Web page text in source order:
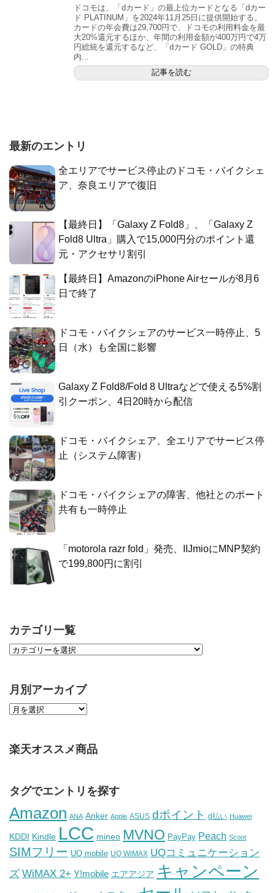
ドコモは、「dカード」の最上位カードとなる「dカー
ド PLATINUM」を2024年11月25日に提供開始する。
カードの年会費は29,700円で、ドコモの利用料金を最
大20%還元するほか、年間の利用金額が400万円で4万
円総統を還元するなど、「dカード GOLD」の特典
内...
記事を読む
最新のエントリ
全エリアでサービス停止のドコモ・バイクシェ
ア、奈良エリアで復旧
【最終日】「Galaxy Z Fold8」、「Galaxy Z
Fold8 Ultra」購入で15,000円分のポイント還
元・アクセサリ割引
【最終日】AmazonのiPhone Airセールが8月6
日で終了
ドコモ・バイクシェアのサービス一時停止、5
日（水）も全国に影響
Galaxy Z Fold8/Fold 8 Ultraなどで使える5%割
引クーポン、4日20時から配信
ドコモ・バイクシェア、全エリアでサービス停
止（システム障害）
ドコモ・バイクシェアの障害、他社とのポート
共有も一時停止
「motorola razr fold」発売、IIJmioにMNP契約
で199,800円に割引
カテゴリ一覧
月別アーカイブ
楽天オススメ商品
タグでエントリを探す
Amazon ANA Anker Apple ASUS dポイント d払い Huawei
KDDI Kindle LCC mineo MVNO PayPay Peach Scoot
SIMフリー UQ mobile UQ WiMAX UQコミュニケーション
ズ WiMAX 2+ Y!mobile エアアジア キャンペーン